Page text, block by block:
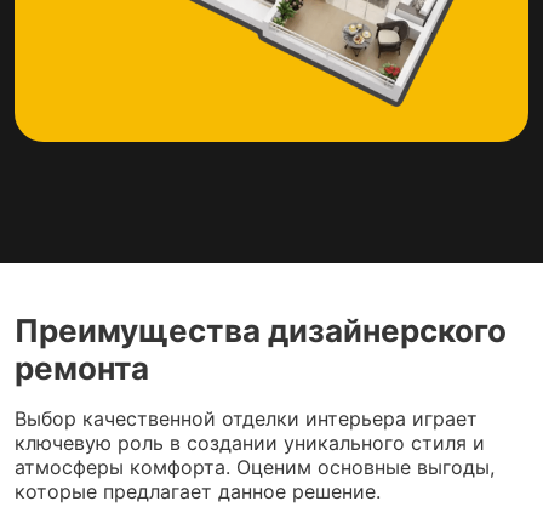
Преимущества дизайнерского
ремонта
Выбор качественной отделки интерьера играет
ключевую роль в создании уникального стиля и
атмосферы комфорта. Оценим основные выгоды,
которые предлагает данное решение.